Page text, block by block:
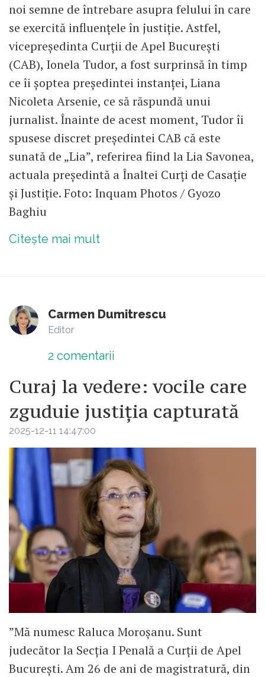
noi semne de întrebare asupra felului în care
se exercită influențele în justiție. Astfel,
vicepreședinta Curții de Apel București
(CAB), Ionela Tudor, a fost surprinsă în timp
ce îi șoptea președintei instanței, Liana
Nicoleta Arsenie, ce să răspundă unui
jurnalist. Înainte de acest moment, Tudor îi
spusese discret președintei CAB că este
sunată de „Lia”, referirea fiind la Lia Savonea,
actuala președintă a Înaltei Curți de Casație
și Justiție. Foto: Inquam Photos / Gyozo
Baghiu
Citește mai mult
Carmen Dumitrescu
Editor
2 comentarii
Curaj la vedere: vocile care
zguduie justiția capturată
2025-12-11 14:47:00
”Mă numesc Raluca Moroşanu. Sunt
judecător la Secţia I Penală a Curţii de Apel
Bucureşti. Am 26 de ani de magistratură, din